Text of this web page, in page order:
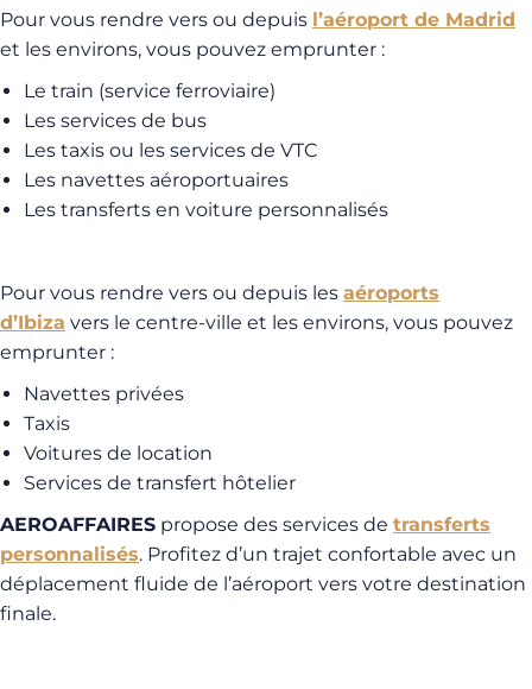
Pour vous rendre vers ou depuis l’aéroport de Madrid
et les environs, vous pouvez emprunter :
Le train (service ferroviaire)
Les services de bus
Les taxis ou les services de VTC
Les navettes aéroportuaires
Les transferts en voiture personnalisés
Pour vous rendre vers ou depuis les aéroports
d’Ibiza vers le centre-ville et les environs, vous pouvez
emprunter :
Navettes privées
Taxis
Voitures de location
Services de transfert hôtelier
AEROAFFAIRES propose des services de transferts
personnalisés. Profitez d’un trajet confortable avec un
déplacement fluide de l’aéroport vers votre destination
finale.